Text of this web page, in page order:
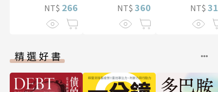
NT$ 266 NT$ 360 NT$
精選好書